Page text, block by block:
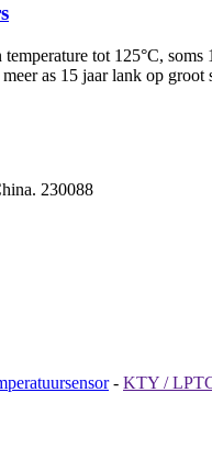
tot 125°C, soms
as 15 jaar lank op
230088
- KTY /